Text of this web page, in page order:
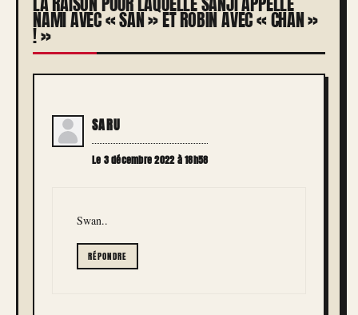
NAMI AVEC « SAN » ET ROBIN AVEC « CHAN »
! »
SARU
Le 3 décembre 2022 à 18h58
Swan..
RÉPONDRE